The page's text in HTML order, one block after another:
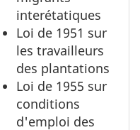
interétatiques
Loi de 1951 sur
les travailleurs
des plantations
Loi de 1955 sur
conditions
d'emploi des